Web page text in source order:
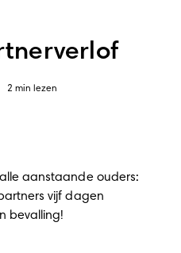
2 min lezen
aanstaande ouders:
vijf dagen
bevalling!